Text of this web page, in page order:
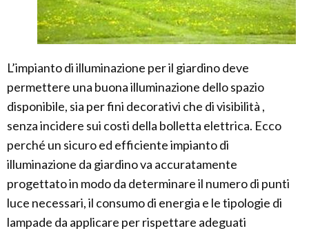
L’impianto di illuminazione per il giardino deve
permettere una buona illuminazione dello spazio
disponibile, sia per fini decorativi che di visibilità ,
senza incidere sui costi della bolletta elettrica. Ecco
perché un sicuro ed efficiente impianto di
illuminazione da giardino va accuratamente
progettato in modo da determinare il numero di punti
luce necessari, il consumo di energia e le tipologie di
lampade da applicare per rispettare adeguati